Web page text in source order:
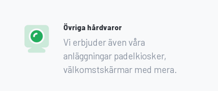
Övriga hårdvaror
Vi erbjuder även våra
anläggningar padelkiosker,
välkomstskärmar med mera.